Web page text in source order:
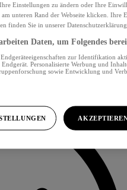
Einstellungen zu ändern oder Ihre
unteren Rand der Webseite klicken. Ihre
finden Sie in unserer
Daten, um Folgendes
zur Identifikation
Personalisierte Werbung und
sowie Entwicklung und